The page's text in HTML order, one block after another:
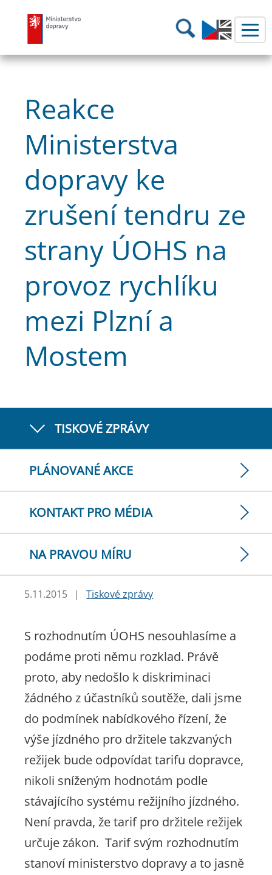
Ministerstvo dopravy Hledání
Reakce
Ministerstva
dopravy ke
zrušení tendru ze
strany ÚOHS na
provoz rychlíku
mezi Plzní a
Mostem
TISKOVÉ ZPRÁVY
PLÁNOVANÉ AKCE
KONTAKT PRO MÉDIA
NA PRAVOU MÍRU
5.11.2015 | Tiskové zprávy
S rozhodnutím ÚOHS nesouhlasíme a
podáme proti němu rozklad. Právě
proto, aby nedošlo k diskriminaci
žádného z účastníků soutěže, dali jsme
do podmínek nabídkového řízení, že
výše jízdného pro držitele takzvaných
režijek bude odpovídat tarifu dopravce,
nikoli sníženým hodnotám podle
stávajícího systému režijního jízdného.
Není pravda, že tarif pro držitele režijek
určuje zákon. Tarif svým rozhodnutím
stanoví ministerstvo dopravy a to jasně